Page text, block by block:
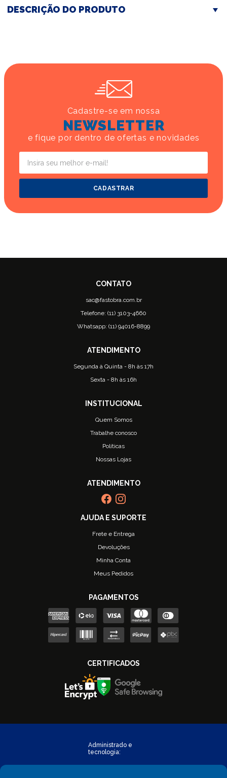
DESCRIÇÃO DO PRODUTO
Cadastre-se em nossa
NEWSLETTER
e fique por dentro de ofertas e novidades
CADASTRAR
sac@fastobra.com.br
Telefone: (11) 3103-4660
Whatsapp: (11) 94016-8899
Segunda à Quinta - 8h às 17h
Sexta - 8h às 16h
Quem Somos
Trabalhe conosco
Políticas
Nossas Lojas
Frete e Entrega
Devoluções
Minha Conta
Meus Pedidos